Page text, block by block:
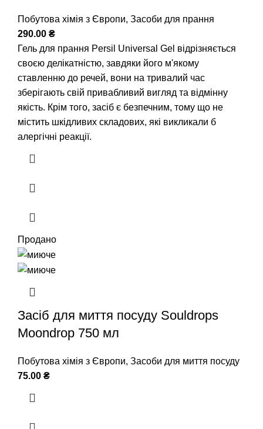
Побутова хімія з Європи, Засоби для прання
290.00 ₴
Гель для прання Persil Universal Gel відрізняється
своєю делікатністю, завдяки його м'якому
ставленню до речей, вони на тривалий час
зберігають свій привабливий вигляд та відмінну
якість. Крім того, засіб є безпечним, тому що не
містить шкідливих складових, які викликали б
алергічні реакції.
Продано
Засіб для миття посуду Souldrops
Moondrop 750 мл
Побутова хімія з Європи, Засоби для миття посуду
75.00 ₴